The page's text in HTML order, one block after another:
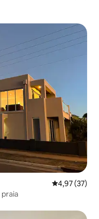
4,97 de uma
4,97 (37)